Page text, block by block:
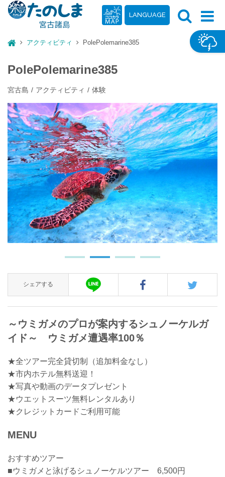
LANGUAGE
アクティビティ PolePolemarine385
PolePolemarine385
宮古島 アクティビティ 体験
シェアする
～ウミガメのプロが案内するシュノーケルガ
イド～ ウミガメ遭遇率100％
★全ツアー完全貸切制（追加料金なし）
★市内ホテル無料送迎！
★写真や動画のデータプレゼント
★ウエットスーツ無料レンタルあり
★クレジットカードご利用可能
MENU
おすすめツアー
■ウミガメと泳げるシュノーケルツアー 6,500円